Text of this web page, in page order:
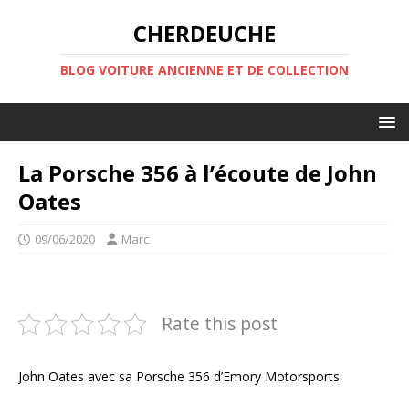
CHERDEUCHE
BLOG VOITURE ANCIENNE ET DE COLLECTION
La Porsche 356 à l’écoute de John
Oates
09/06/2020 Marc
Rate this post
John Oates avec sa Porsche 356 d’Emory Motorsports